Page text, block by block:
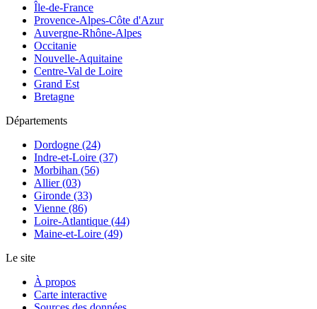
Île-de-France
Provence-Alpes-Côte d'Azur
Auvergne-Rhône-Alpes
Occitanie
Nouvelle-Aquitaine
Centre-Val de Loire
Grand Est
Bretagne
Départements
Dordogne (24)
Indre-et-Loire (37)
Morbihan (56)
Allier (03)
Gironde (33)
Vienne (86)
Loire-Atlantique (44)
Maine-et-Loire (49)
Le site
À propos
Carte interactive